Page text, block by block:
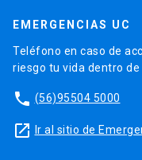
EMERGENCIAS UC
Teléfono en caso de
riesgo tu vida dentro
phone (56)95504 5000
launch Ir al sitio de